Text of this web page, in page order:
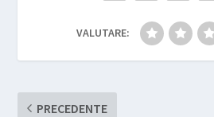
VALUTARE:
PRECEDENTE